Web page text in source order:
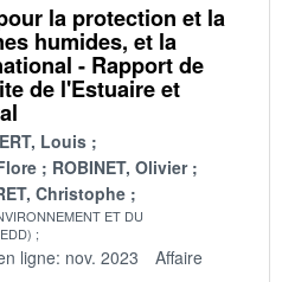
la protection et la
humides, et la
- Rapport de
de l'Estuaire et
Louis
ROBINET, Olivier
Christophe
ET DU
ligne: nov. 2023
Affaire